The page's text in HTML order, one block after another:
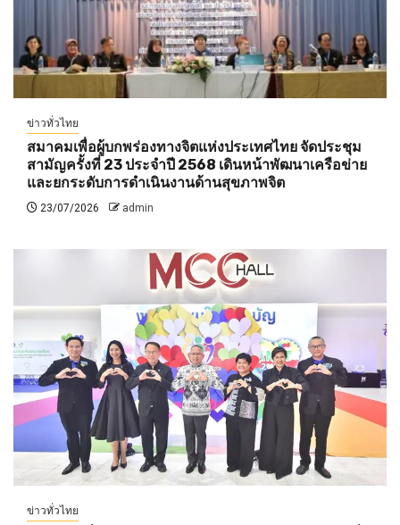
ข่าวทั่วไทย
สมาคมเพื่อผู้บกพร่องทางจิตแห่งประเทศไทย จัดประชุม
สามัญครั้งที่ 23 ประจำปี 2568 เดินหน้าพัฒนาเครือข่าย
และยกระดับการดำเนินงานด้านสุขภาพจิต
23/07/2026 admin
ข่าวทั่วไทย